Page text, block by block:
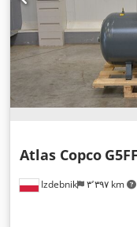
Izdebnik ۳٬۳۹۷ km
Atlas Copco G5FF